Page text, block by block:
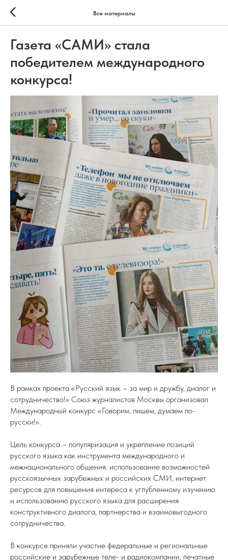
Все материалы
Газета «САМИ» стала
победителем международного
конкурса!
В рамках проекта «Русский язык – за мир и дружбу, диалог и
сотрудничество!» Союз журналистов Москвы организовал
Международный конкурс «Говорим, пишем, думаем по-
русски!».
Цель конкурса – популяризация и укрепление позиций
русского языка как инструмента международного и
межнационального общения, использование возможностей
русскоязычных зарубежных и российских СМИ, интернет
ресурсов для повышения интереса к углубленному изучению
и использованию русского языка для расширения
конструктивного диалога, партнерства и взаимовыгодного
сотрудничества.
В конкурсе приняли участие федеральные и региональные
российские и зарубежные теле- и радиокомпании, печатные